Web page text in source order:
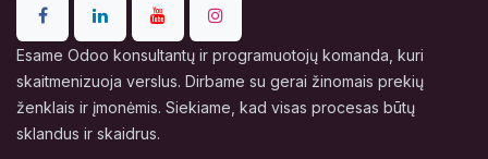
Esame Odoo konsultantų ir programuotojų komanda, kuri
skaitmenizuoja verslus. Dirbame su gerai žinomais prekių
ženklais ir įmonėmis. Siekiame, kad visas procesas būtų
sklandus ir skaidrus.